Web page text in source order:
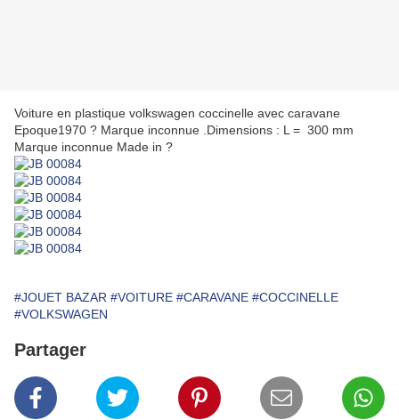
Voiture en plastique volkswagen coccinelle avec caravane
Epoque1970 ? Marque inconnue .Dimensions : L = 300 mm
Marque inconnue Made in ?
#JOUET BAZAR #VOITURE #CARAVANE #COCCINELLE
#VOLKSWAGEN
Partager